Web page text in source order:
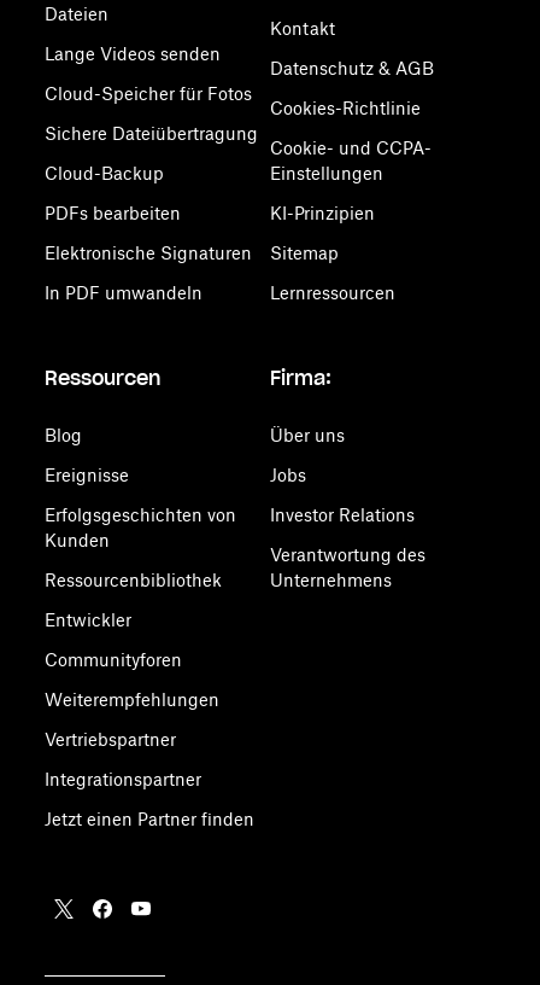
Dateien
Lange Videos senden
Cloud-Speicher für Fotos
Sichere Dateiübertragung
Cloud-Backup
PDFs bearbeiten
Elektronische Signaturen
In PDF umwandeln
Kontakt
Datenschutz & AGB
Cookies-Richtlinie
Cookie- und CCPA-
Einstellungen
KI-Prinzipien
Sitemap
Lernressourcen
Ressourcen
Blog
Ereignisse
Erfolgsgeschichten von
Kunden
Ressourcenbibliothek
Entwickler
Communityforen
Weiterempfehlungen
Vertriebspartner
Integrationspartner
Jetzt einen Partner finden
Firma:
Über uns
Jobs
Investor Relations
Verantwortung des
Unternehmens